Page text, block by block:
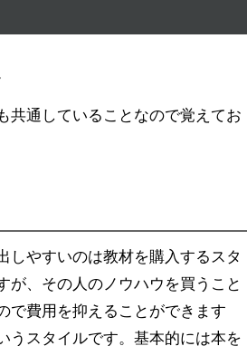
共通していることなので覚えてお
しやすいのは教材を購入するスタ
が、その人のノウハウを買うこと
で費用を抑えることができます
うスタイルです。基本的には本を